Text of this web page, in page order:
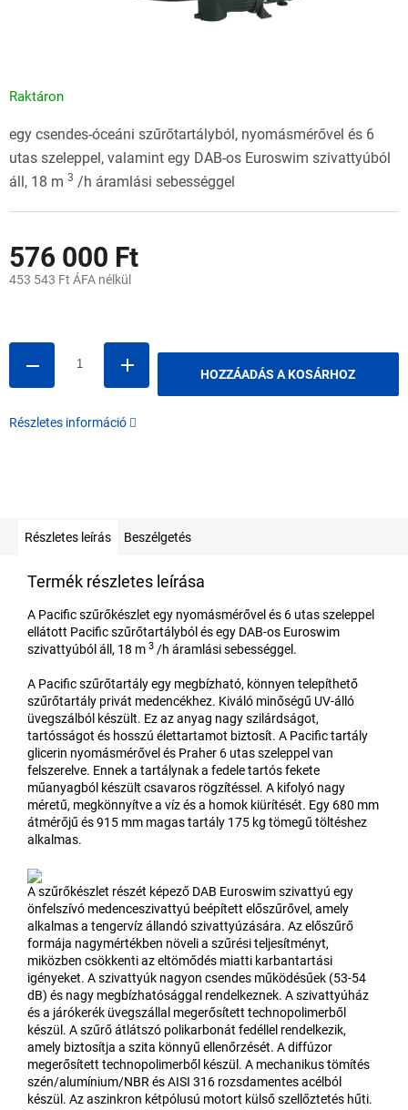
576 000 Ft
453 543 Ft ÁFA nélkül
Raktáron
HOZZÁADÁS A KOSÁRHOZ
egy csendes-óceáni szűrőtartályból, nyomásmérővel és 6
utas szeleppel, valamint egy DAB-os Euroswim szivattyúból
áll, 18 m 3 /h áramlási sebességgel
Részletes információ
Részletes leírás Beszélgetés
Termék részletes leírása
A Pacific szűrőkészlet egy nyomásmérővel és 6 utas szeleppel
ellátott Pacific szűrőtartályból és egy DAB-os Euroswim
szivattyúból áll, 18 m 3 /h áramlási sebességgel.
A Pacific szűrőtartály egy megbízható, könnyen telepíthető
szűrőtartály privát medencékhez. Kiváló minőségű UV-álló
üvegszálból készült. Ez az anyag nagy szilárdságot,
tartósságot és hosszú élettartamot biztosít. A Pacific tartály
glicerin nyomásmérővel és Praher 6 utas szeleppel van
felszerelve. Ennek a tartálynak a fedele tartós fekete
műanyagból készült csavaros rögzítéssel. A kifolyó nagy
méretű, megkönnyítve a víz és a homok kiürítését. Egy 680 mm
átmérőjű és 915 mm magas tartály 175 kg tömegű töltéshez
alkalmas.
A szűrőkészlet részét képező DAB Euroswim szivattyú egy
önfelszívó medenceszivattyú beépített előszűrővel, amely
alkalmas a tengervíz állandó szivattyúzására. Az előszűrő
formája nagymértékben növeli a szűrési teljesítményt,
miközben csökkenti az eltömődés miatti karbantartási
igényeket. A szivattyúk nagyon csendes működésűek (53-54
dB) és nagy megbízhatósággal rendelkeznek. A szivattyúház
és a járókerék üvegszállal megerősített technopolimerből
készül. A szűrő átlátszó polikarbonát fedéllel rendelkezik,
amely biztosítja a szita könnyű ellenőrzését. A diffúzor
megerősített technopolimerből készül. A mechanikus tömítés
szén/alumínium/NBR és AISI 316 rozsdamentes acélból
készül. Az aszinkron kétpólusú motort külső szellőztetés hűti.